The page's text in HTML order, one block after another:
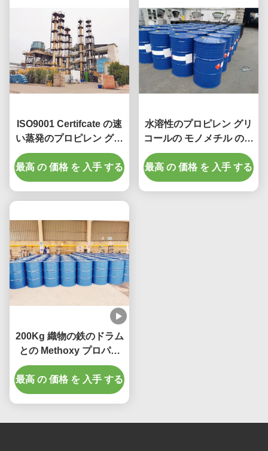
ISO9001 Certifcate の速
い蒸発のプロピレン グリ
コールのメチルのエーテ
ルのアセテート
最高 の 価格 を 入手 する
水溶性のプロピレン グリ
コールの モノメチル のエ
ーテルのアセテート PMA
の融点 -87 の ºc
最高 の 価格 を 入手 する
200Kg 織物の鉄のドラム
との Methoxy プロパノ
ールのアセテート Cas 第
108-65-6
最高 の 価格 を 入手 する